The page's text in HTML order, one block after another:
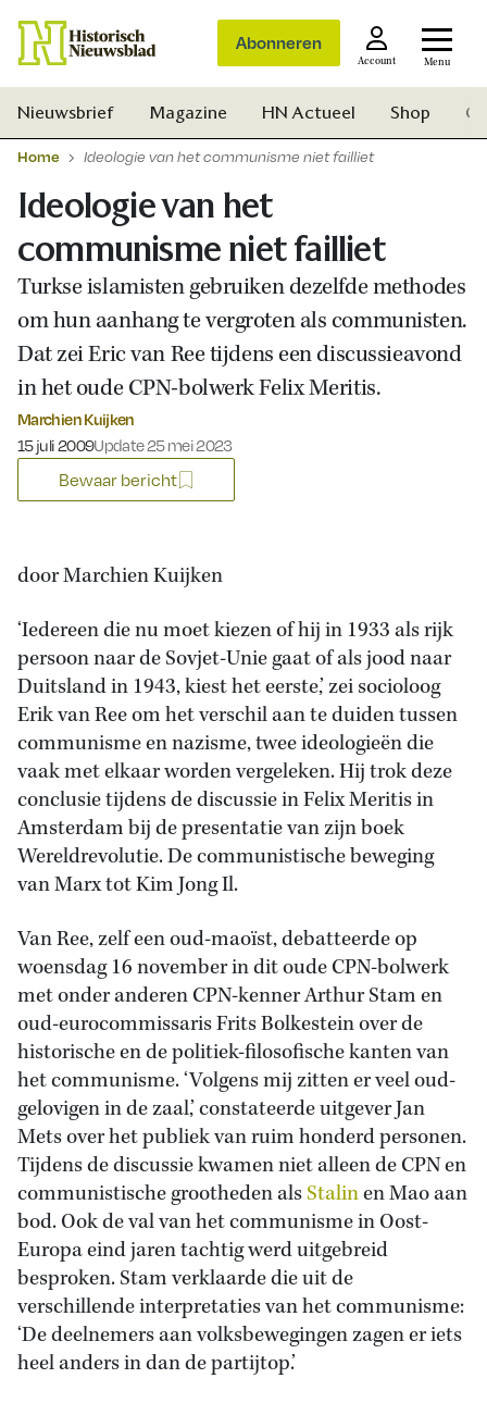
Abonneren
Account Menu
Nieuwsbrief Magazine HN Actueel Shop
Home Ideologie van het communisme niet failliet
Ideologie van het
communisme niet failliet
Turkse islamisten gebruiken dezelfde methodes
om hun aanhang te vergroten als communisten.
Dat zei Eric van Ree tijdens een discussieavond
in het oude CPN-bolwerk Felix Meritis.
Marchien Kuijken
Gepubliceerd op:
15 juli 2009Update 25 mei 2023
Bewaar bericht
door Marchien Kuijken
‘Iedereen die nu moet kiezen of hij in 1933 als rijk
persoon naar de Sovjet-Unie gaat of als jood naar
Duitsland in 1943, kiest het eerste,’ zei socioloog
Erik van Ree om het verschil aan te duiden tussen
communisme en nazisme, twee ideologieën die
vaak met elkaar worden vergeleken. Hij trok deze
conclusie tijdens de discussie in Felix Meritis in
Amsterdam bij de presentatie van zijn boek
Wereldrevolutie. De communistische beweging
van Marx tot Kim Jong Il.
Van Ree, zelf een oud-maoïst, debatteerde op
woensdag 16 november in dit oude CPN-bolwerk
met onder anderen CPN-kenner Arthur Stam en
oud-eurocommissaris Frits Bolkestein over de
historische en de politiek-filosofische kanten van
het communisme. ‘Volgens mij zitten er veel oud-
gelovigen in de zaal,’ constateerde uitgever Jan
Mets over het publiek van ruim honderd personen.
Tijdens de discussie kwamen niet alleen de CPN en
communistische grootheden alsStalinen Mao aan
bod. Ook de val van het communisme in Oost-
Europa eind jaren tachtig werd uitgebreid
besproken. Stam verklaarde die uit de
verschillende interpretaties van het communisme:
‘De deelnemers aan volksbewegingen zagen er iets
heel anders in dan de partijtop.’